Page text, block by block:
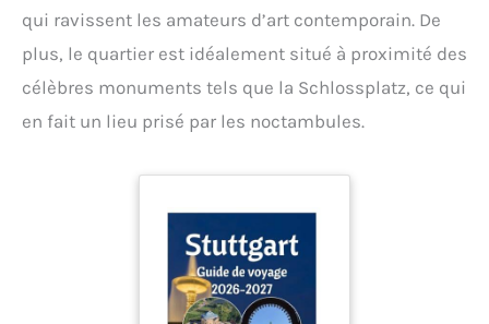
qui ravissent les amateurs d’art contemporain. De
plus, le quartier est idéalement situé à proximité des
célèbres monuments tels que la Schlossplatz, ce qui
en fait un lieu prisé par les noctambules.